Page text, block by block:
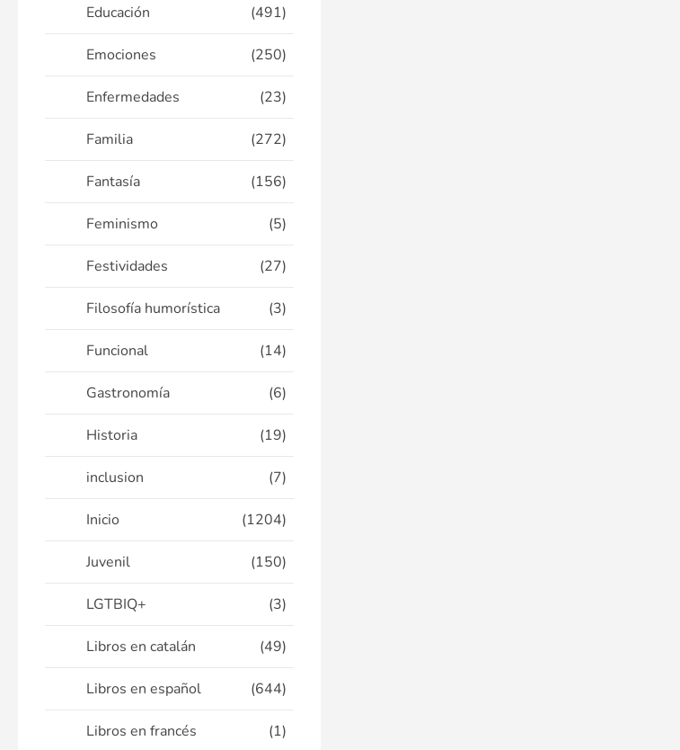
Educación (491)
Emociones (250)
Enfermedades (23)
Familia (272)
Fantasía (156)
Feminismo (5)
Festividades (27)
Filosofía humorística (3)
Funcional (14)
Gastronomía (6)
Historia (19)
inclusion (7)
Inicio (1204)
Juvenil (150)
LGTBIQ+ (3)
Libros en catalán (49)
Libros en español (644)
Libros en francés (1)